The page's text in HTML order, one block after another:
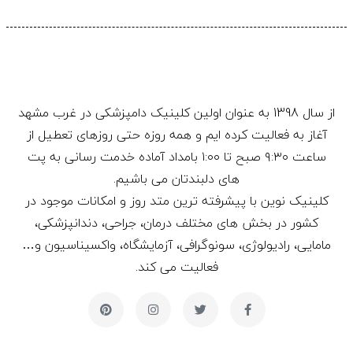
از سال 1398 به عنوان اولین کلینیک دامپزشکی در غرب مشهد
آغاز به فعالیت کرده ایم و همه روزه حتی روزهای تعطیل از
ساعت ۹:۳۰ صبح تا ۱:۰۰ بامداد آماده خدمت رسانی به پت
های دلبندتان می باشیم.
کلینیک نوین با پیشرفته ترین متد روز و امکانات موجود در
کشور در بخش های مختلف درمان، جراحی، دندانپزشکی،
مامایی، رادیولوژی، سونوگرافی، آزمایشگاه، واکسیناسیون و…
فعالیت می کند.